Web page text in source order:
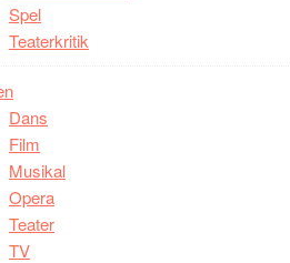
Spel
Teaterkritik
Dans
Film
Musikal
Opera
Teater
TV